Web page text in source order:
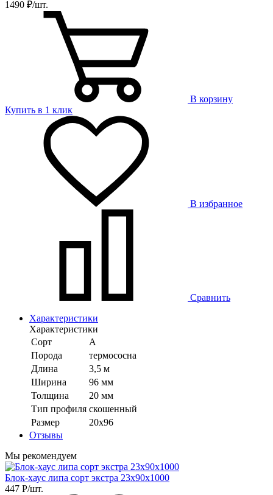
1490 ₽/шт.
В корзину
Купить в 1 клик
В избранное
Сравнить
Характеристики
Характеристики
Сорт
А
Порода
термососна
Длина
3,5 м
Ширина
96 мм
Толщина
20 мм
Тип профиля скошенный
Размер
20х96
Отзывы
Мы рекомендуем
Блок-хаус липа сорт экстра 23х90х1000
447 Р/шт.